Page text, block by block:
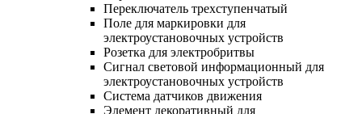
Переключатель трехступенчатый
Поле для маркировки для
электроустановочных устройств
Розетка для электробритвы
Сигнал световой информационный для
электроустановочных устройств
Система датчиков движения
Элемент декоративный для